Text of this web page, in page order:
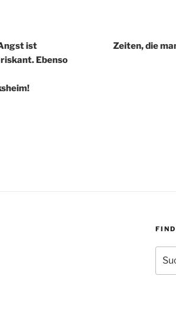
ist
Ebenso
Zeiten, die
nach: